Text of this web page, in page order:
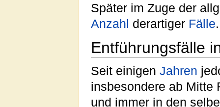
Später im Zuge der
Anzahl derartiger Fälle.
Entführungsfälle
Seit einigen Jahren
insbesondere ab Mitte
und immer in den